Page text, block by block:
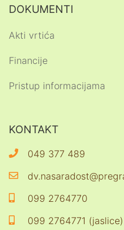
DOKUMENTI
Akti vrtića
Financije
Pristup informacijama
KONTAKT
049 377 489
099 2764770
099 2764771 (jaslice)